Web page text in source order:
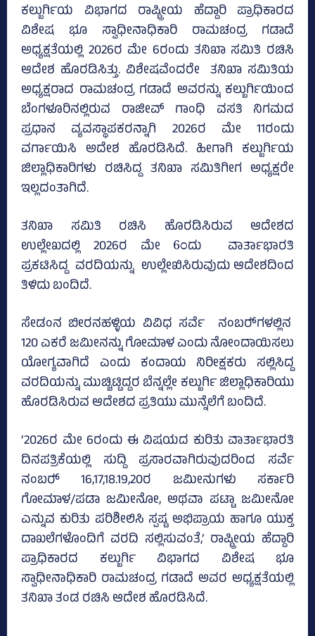
ಕಲ್ಬುರ್ಗಿಯ ವಿಭಾಗದ ರಾಷ್ಟ್ರೀಯ ಹೆದ್ದಾರಿ ಪ್ರಾಧಿಕಾರದ
ವಿಶೇಷ ಭೂ ಸ್ವಾಧೀನಾಧಿಕಾರಿ ರಾಮಚಂದ್ರ ಗಡಾದೆ
ಅಧ್ಯಕ್ಷತೆಯಲ್ಲಿ 2026ರ ಮೇ 6ರಂದು ತನಿಖಾ ಸಮಿತಿ ರಚಿಸಿ
ಆದೇಶ ಹೊರಡಿಸಿತ್ತು. ವಿಶೇಷವೆಂದರೇ ತನಿಖಾ ಸಮಿತಿಯ
ಅಧ್ಯಕ್ಷರಾದ ರಾಮಚಂದ್ರ ಗಡಾದೆ ಅವರನ್ನು ಕಲ್ಬುರ್ಗಿಯಿಂದ
ಬೆಂಗಳೂರಿನಲ್ಲಿರುವ ರಾಜೀವ್‌ ಗಾಂಧಿ ವಸತಿ ನಿಗಮದ
ಪ್ರಧಾನ ವ್ಯವಸ್ಥಾಪಕರನ್ನಾಗಿ 2026ರ ಮೇ 11ರಂದು
ವರ್ಗಾಯಿಸಿ ಅದೇಶ ಹೊರಡಿಸಿದೆ. ಹೀಗಾಗಿ ಕಲ್ಬುರ್ಗಿಯ
ಜಿಲ್ಲಾಧಿಕಾರಿಗಳು ರಚಿಸಿದ್ದ ತನಿಖಾ ಸಮಿತಿಗೀಗ ಅಧ್ಯಕ್ಷರೇ
ಇಲ್ಲದಂತಾಗಿದೆ.
ತನಿಖಾ ಸಮಿತಿ ರಚಿಸಿ ಹೊರಡಿಸಿರುವ ಆದೇಶದ
ಉಲ್ಲೇಖದಲ್ಲಿ 2026ರ ಮೇ 6ಂದು ವಾರ್ತಾಭಾರತಿ
ಪ್ರಕಟಿಸಿದ್ದ ವರದಿಯನ್ನು ಉಲ್ಲೇಖಿಸಿರುವುದು ಆದೇಶದಿಂದ
ತಿಳಿದು ಬಂದಿದೆ.
ಸೇಡಂನ ಬೀರನಹಳ್ಳಿಯ ವಿವಿಧ ಸರ್ವೆ ನಂಬರ್‍‌ಗಳಲ್ಲಿನ
120 ಎಕರೆ ಜಮೀನನ್ನು ಗೋಮಾಳ ಎಂದು ನೋಂದಾಯಿಸಲು
ಯೋಗ್ಯವಾಗಿದೆ ಎಂದು ಕಂದಾಯ ನಿರೀಕ್ಷಕರು ಸಲ್ಲಿಸಿದ್ದ
ವರದಿಯನ್ನು ಮುಚ್ಚಿಟ್ಟಿದ್ದರ ಬೆನ್ನಲ್ಲೇ ಕಲ್ಬುರ್ಗಿ ಜಿಲ್ಲಾಧಿಕಾರಿಯು
ಹೊರಡಿಸಿರುವ ಆದೇಶದ ಪ್ರತಿಯು ಮುನ್ನೆಲೆಗೆ ಬಂದಿದೆ.
‘2026ರ ಮೇ 6ರಂದು ಈ ವಿಷಯದ ಕುರಿತು ವಾರ್ತಾಭಾರತಿ
ದಿನಪತ್ರಿಕೆಯಲ್ಲಿ ಸುದ್ದಿ ಪ್ರಸಾರವಾಗಿರುವುದರಿಂದ ಸರ್ವೆ
ನಂಬರ್‍‌ 16,17,18.19,20ರ ಜಮೀನುಗಳು ಸರ್ಕಾರಿ
ಗೋಮಾಳ/ಪಡಾ ಜಮೀನೋ, ಅಥವಾ ಪಟ್ಟಾ ಜಮೀನೋ
ಎನ್ನುವ ಕುರಿತು ಪರಿಶೀಲಿಸಿ ಸ್ಪಷ್ಟ ಅಭಿಪ್ರಾಯ ಹಾಗೂ ಯುಕ್ತ
ದಾಖಲೆಗಳೊಂದಿಗೆ ವರದಿ ಸಲ್ಲಿಸುವಂತೆ,’ ರಾಷ್ಟ್ರೀಯ ಹೆದ್ದಾರಿ
ಪ್ರಾಧಿಕಾರದ ಕಲ್ಬುರ್ಗಿ ವಿಭಾಗದ ವಿಶೇಷ ಭೂ
ಸ್ವಾಧೀನಾಧಿಕಾರಿ ರಾಮಚಂದ್ರ ಗಡಾದೆ ಅವರ ಅಧ್ಯಕ್ಷತೆಯಲ್ಲಿ
ತನಿಖಾ ತಂಡ ರಚಿಸಿ ಆದೇಶ ಹೊರಡಿಸಿದೆ.